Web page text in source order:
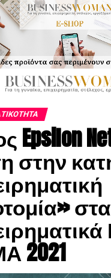
Epsilon
στην
στα
2021